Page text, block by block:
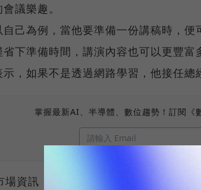
議樂趣。
己為例，當他要準備一份講稿時，
下準備時間，講演內容也可以更豐富
，如果不是透過網路學習，他接任總
掌握最新AI、半導體、數位趨勢！訂閱《
資訊